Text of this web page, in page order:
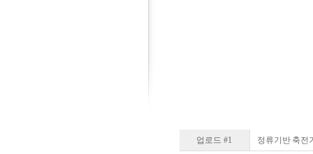
업로드 #1 정류기반 축전